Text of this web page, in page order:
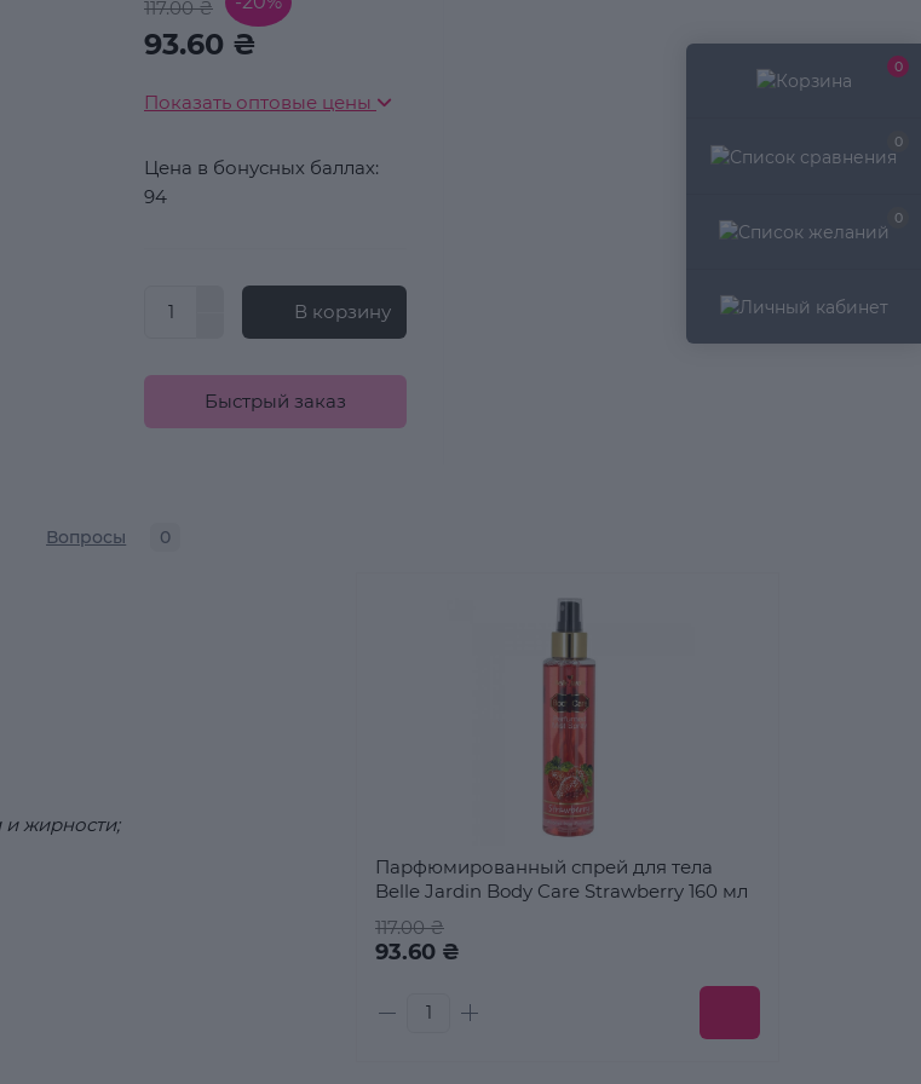
0
0
0
117.00 ₴
93.60 ₴
Показать оптовые цены
Цена в бонусных баллах:
94
В корзину
Быстрый заказ
Вопросы 0
и жирности;
Парфюмированный спрей для тела
Belle Jardin Body Care Strawberry 160 мл
117.00 ₴
93.60 ₴